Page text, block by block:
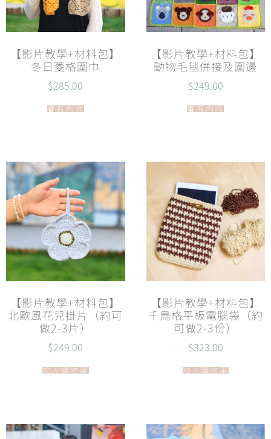
【影片教學+材料包】
冬日菱格圍巾
$285.00
查看內容
【影片教學+材料包】
動物毛毯併接及圍邊
$249.00
查看內容
【影片教學+材料包】
北歐風花兒掛片（約可
做2-3片）
$249.00
加入購物車
【影片教學+材料包】
千鳥格平板電腦袋（約
可做2-3份）
$323.00
加入購物車